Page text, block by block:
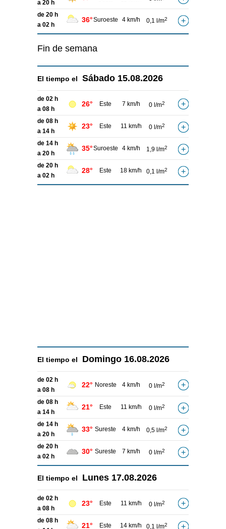
a 20 h
de 20 h
a 02 h
36°Suroeste 4 km/h 0,1 l/m2
Fin de semana
El tiempo el Sábado 15.08.2026
de 02 h
a 08 h
26° Este 7 km/h 0 l/m2
de 08 h
a 14 h
23° Este 11 km/h 0 l/m2
de 14 h
a 20 h
35°Suroeste 4 km/h 1,9 l/m2
de 20 h
a 02 h
28° Este 18 km/h 0,1 l/m2
El tiempo el Domingo 16.08.2026
de 02 h
a 08 h
22° Noreste 4 km/h 0 l/m2
de 08 h
a 14 h
21° Este 11 km/h 0 l/m2
de 14 h
a 20 h
33° Sureste 4 km/h 0,5 l/m2
de 20 h
a 02 h
30° Sureste 7 km/h 0 l/m2
El tiempo el Lunes 17.08.2026
de 02 h
a 08 h
23° Este 11 km/h 0 l/m2
de 08 h
21° Este 14 km/h 0,1 l/m2